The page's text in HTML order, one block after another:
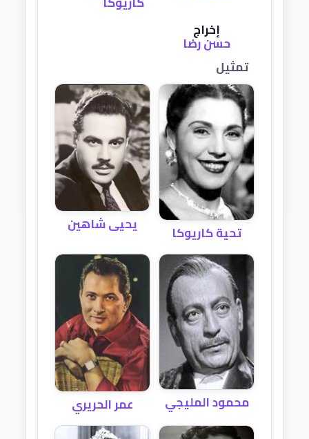
إخراج
حسن رضا
تمثيل
تحية كاريوكا يحيى شاهين
محمود المليجي عمر الحريري